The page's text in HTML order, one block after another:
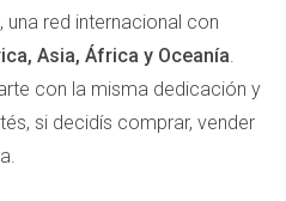
Presenta una denuncia
Guardia Civil. Proporcionarles
puede ayudar en su
realizaste un pago, contacta a
para ver si puedes
, una red internacional con
Asia, África y Oceanía.
con la misma dedicación y
si decidís comprar, vender